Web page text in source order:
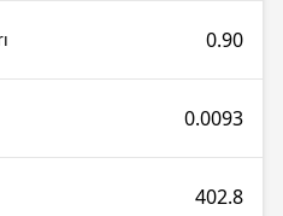
0.90
0.0093
402.8